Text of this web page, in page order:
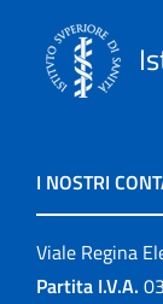
I NOSTRI
Viale Regina
Partita I.V.A.